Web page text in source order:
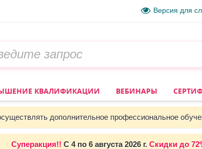
Версия для
КВАЛИФИКАЦИИ ВЕБИНАРЫ
дополнительное профессиональное
Суперакция!! С4 по 6 августа 2026 г. Скидки до